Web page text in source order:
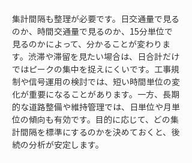
集計間隔も整理が必要です。日交通量で見る
のか、時間交通量で見るのか、15分単位で
見るのかによって、分かることが変わりま
す。渋滞や滞留を見たい場合は、日合計だけ
ではピークの集中を捉えにくいです。工事規
制や信号運用の検討では、短い時間単位の変
化が重要になることがあります。一方、長期
的な道路整備や維持管理では、日単位や月単
位の傾向も有効です。目的に応じて、どの集
計間隔を標準にするのかを決めておくと、後
続の分析が安定します。